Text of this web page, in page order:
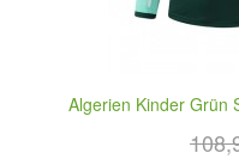
Algerien Kinder Grün